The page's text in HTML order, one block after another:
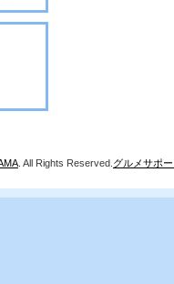
. All Rights Reserved. グルメサポ